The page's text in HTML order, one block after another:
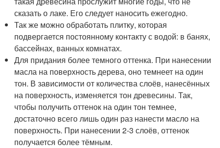
сказать о лаке. Его следует наносить ежегодно.
Так же можно обработать плитку, которая
подвергается постоянному контакту с водой: в банях,
бассейнах, ванных комнатах.
Для придания более темного оттенка. При нанесении
масла на поверхность дерева, оно темнеет на один
тон. В зависимости от количества слоёв, нанесённых
на поверхность, изменяется тон древесины. Так,
чтобы получить оттенок на один тон темнее,
достаточно всего лишь один раз нанести масло на
поверхность. При нанесении 2-3 слоёв, оттенок
получается более тёмным.